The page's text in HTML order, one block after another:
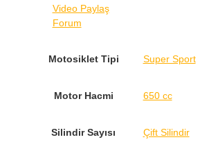
Video Paylaş
Forum
Motosiklet Tipi Super Sport
Motor Hacmi 650 cc
Silindir Sayısı Çift Silindir